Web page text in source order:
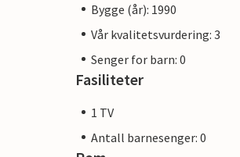
Bygge (år): 1990
Vår kvalitetsvurdering: 3
Senger for barn: 0
Fasiliteter
1 TV
Antall barnesenger: 0